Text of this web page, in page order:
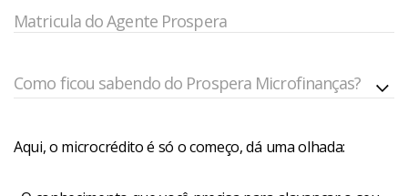
Matricula do Agente Prospera
Como ficou sabendo do Prospera Microfinanças?
Aqui, o microcrédito é só o começo, dá uma olhada: